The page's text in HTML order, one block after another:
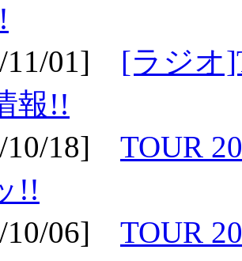
11/01] [ラジオ
報!!
10/18] TOUR
!!
10/06] TOUR